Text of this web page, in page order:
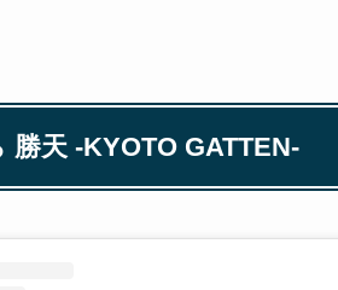
勝天 -KYOTO GATTEN-